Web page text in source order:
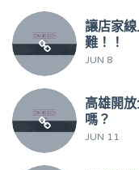
讓店家
難！！
JUN 8
高雄開
嗎？
JUN 11